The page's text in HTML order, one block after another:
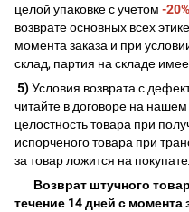
целой упаковке с учетом -20%
возврате основных всех
момента заказа и при
склад, партия на складе
5)Условия возврата с
читайте в договоре на
целостность товара при
испорченого товара при
за товар ложится на
Возврат штучного
течение 14 дней с момента